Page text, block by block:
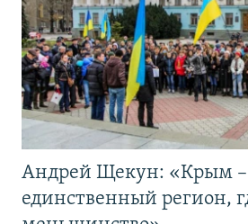
Андрей Щекун: «Крым –
единственный регион,